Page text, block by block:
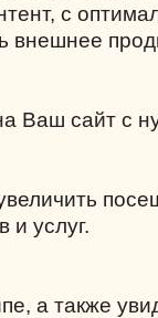
с
внешнее
Ваш сайт с
и услуг.
а также